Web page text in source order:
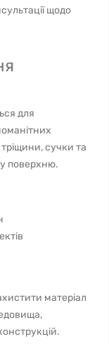
щодо
для
сучки та
поверхню.
матеріал